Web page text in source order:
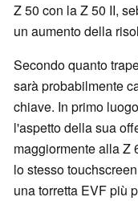
Z 50 con la Z 50 II,
un aumento della
Secondo quanto
sarà probabilmente
chiave. In primo
l'aspetto della sua
maggiormente alla Z
lo stesso
una torretta EVF più